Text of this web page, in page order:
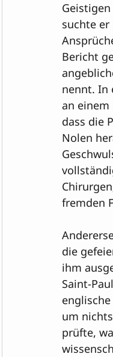
suchte
Bericht
nennt. In
an
dass die
Nolen
fremden
die
ihm
Saint-
um
prüfte,